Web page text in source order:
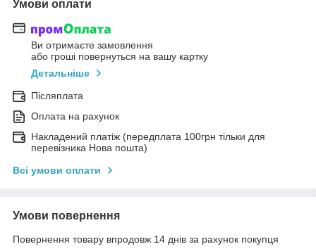
Умови оплати
Ви отримаєте замовлення
або гроші повернуться на вашу картку
Детальніше
Післяплата
Оплата на рахунок
Накладений платіж (передплата 100грн тільки для
перевізника Нова пошта)
Всі умови оплати
Умови повернення
Повернення товару впродовж 14 днів за рахунок покупця